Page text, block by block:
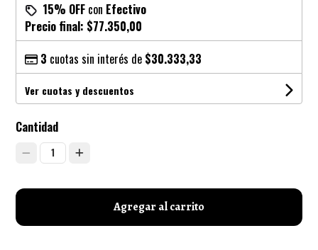
15% OFF con Efectivo
Precio final: $77.350,00
3 cuotas sin interés de $30.333,33
Ver cuotas y descuentos
Cantidad
1
Agregar al carrito